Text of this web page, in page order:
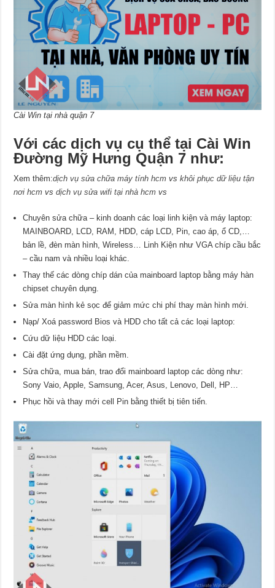
Cài Win tại nhà quận 7
Với các dịch vụ cụ thể tại Cài Win
Đường Mỹ Hưng Quận 7 như:
Xem thêm:dịch vụ sửa chữa máy tính hcm vskhôi phục dữ liệu tận
nơi hcm vsdịch vụ sửa wifi tại nhà hcm vs
Chuyên sửa chữa – kinh doanh các loại linh kiện và máy laptop:
MAINBOARD, LCD, RAM, HDD, cáp LCD, Pin, cao áp, ổ CD,…
bản lề, đèn màn hình, Wireless… Linh Kiện như VGA chíp cầu bắc
– cầu nam và nhiều loại khác.
Thay thế các dòng chíp dán của mainboard laptop bằng máy hàn
chipset chuyên dụng.
Sửa màn hình kẻ sọc để giảm mức chi phí thay màn hình mới.
Nạp/ Xoá password Bios và HDD cho tất cả các loại laptop:
Cứu dữ liệu HDD các loại.
Cài đặt ứng dụng, phần mềm.
Sửa chữa, mua bán, trao đổi mainboard laptop các dòng như:
Sony Vaio, Apple, Samsung, Acer, Asus, Lenovo, Dell, HP…
Phục hồi và thay mới cell Pin bằng thiết bị tiên tiến.